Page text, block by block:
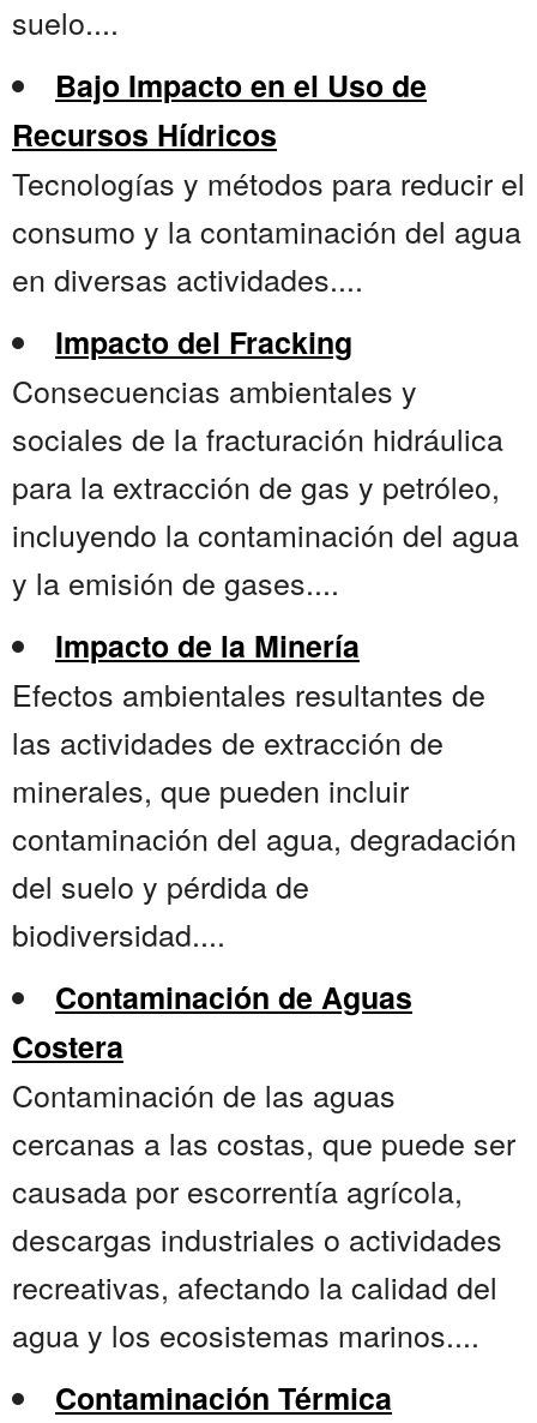
suelo....
Bajo Impacto en el Uso de
Recursos Hídricos
Tecnologías y métodos para reducir el
consumo y la contaminación del agua
en diversas actividades....
Impacto del Fracking
Consecuencias ambientales y
sociales de la fracturación hidráulica
para la extracción de gas y petróleo,
incluyendo la contaminación del agua
y la emisión de gases....
Impacto de la Minería
Efectos ambientales resultantes de
las actividades de extracción de
minerales, que pueden incluir
contaminación del agua, degradación
del suelo y pérdida de
biodiversidad....
Contaminación de Aguas
Costera
Contaminación de las aguas
cercanas a las costas, que puede ser
causada por escorrentía agrícola,
descargas industriales o actividades
recreativas, afectando la calidad del
agua y los ecosistemas marinos....
Contaminación Térmica